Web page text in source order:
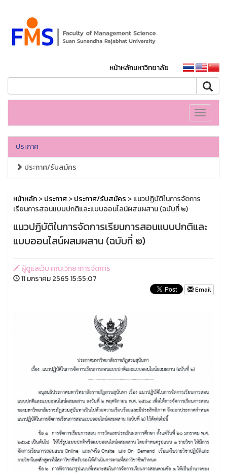
หน้าหลักมหาวิทยาลัย
Toggle
ประกาศ
ประกาศ/รับสมัคร
หน้าหลัก>ประกาศ>ประกาศ/รับสมัคร > แนวปฏิบัติในการจัดการ
เรียนการสอนแบบปกติและแบบออนไลน์ผสมผสาน (ฉบับที่ ๒)
แนวปฏิบัติในการจัดการเรียนการสอนแบบปกติและ
แบบออนไลน์ผสมผสาน (ฉบับที่ ๒)
ผู้ดูแลเว็บ คณะวิทยาการจัดการ
11 มกราคม 2565 15:55:07
Email